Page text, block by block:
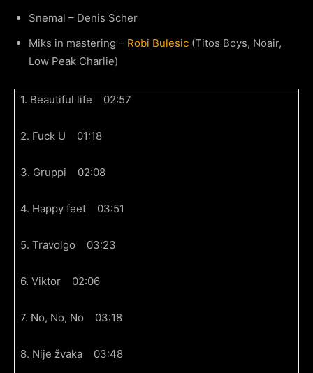
Snemal – Denis Scher
Miks in mastering – Robi Bulesic (Titos Boys, Noair,
Low Peak Charlie)
1. Beautiful life 02:57
2. Fuck U 01:18
3. Gruppi 02:08
4. Happy feet 03:51
5. Travolgo 03:23
6. Viktor 02:06
7. No, No, No 03:18
8. Nije žvaka 03:48